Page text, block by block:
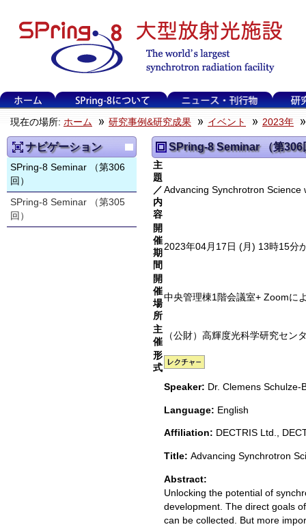
現在の場所: ホーム 研究事例&研究成果 イベント 2023年
ナビゲーション
SPring-8 Seminar （第306
回）
SPring-8 Seminar （第305
回）
SPring-8 Seminar （第306
主
題
／
内
容
Advancing Synchrotron
開
催
期
間
2023年04月17日 (月) 13時15分
開
催
場
所
中央管理棟1階会議室+ Zoomに
主
催
（公財）高輝度光科学研究セン
形
式
Speaker: Dr. Clemens
Language: English
Affiliation: DECTRIS Ltd.,
Title:Advancing Synchrotron
Abstract:
Unlocking the potential of
development. The direct goals
can be collected. But more